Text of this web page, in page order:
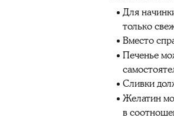
Для
только
Вместо
Печенье
Сливки
Желатин
в